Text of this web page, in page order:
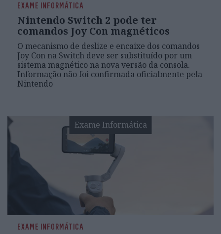
EXAME INFORMÁTICA
Nintendo Switch 2 pode ter
comandos Joy Con magnéticos
O mecanismo de deslize e encaixe dos comandos
Joy Con na Switch deve ser substituído por um
sistema magnético na nova versão da consola.
Informação não foi confirmada oficialmente pela
Nintendo
Exame Informática
EXAME INFORMÁTICA